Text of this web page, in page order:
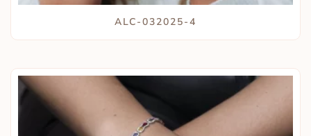
ALC-032025-4